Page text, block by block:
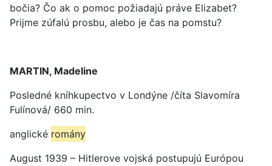
bočia? Čo ak o pomoc požiadajú práve Elizabet?
Prijme zúfalú prosbu, alebo je čas na pomstu?
MARTIN, Madeline
Posledné kníhkupectvo v Londýne /číta Slavomíra
Fulínová/ 660 min.
anglické romány
August 1939 – Hitlerove vojská postupujú Európou